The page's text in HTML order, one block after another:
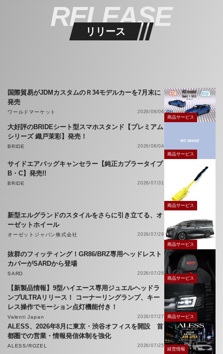
RELEASE
リリース
国際貿易がJDMカスタムのＲ34モデルカーを7月末に
発売
ワールドマーケット
2026/08/06
商品サービス
大好評のBRIDEシート型スマホスタンド【プレミアム
シリーズ 織戸茉彩】発売！
BRIDE
2026/08/04
商品サービス
サイドエアバッグキャンセラー【純正カプラータイプ
B・C】発売!!
BRIDE 2026/07/31
商品サービス
新型エルグランドのスタイルをさらに引き立てる、オ
ーゼットホイール
オーゼットジャパン株式会社
2026/07/29
商品サービス
抜群のフィッティング！GR86/BRZ専用ヘッドレスト
カバーがSARDから登場
SARD
2026/07/28
商品サービス
【新製品情報】9型ハイエース専用ジュエルヘッドラ
ンプULTRAリリース！ コーナーリングランプ、キー
レス操作でモーション点灯機能付き！
Valenti Japan 2026/07/27 商品サービス
ALESS、2026年8月に東京・渋谷オフィスを開設 首
都圏での営業・情報発信体制を強化
ALESS/ROZEL 2026/07/25
経営情報